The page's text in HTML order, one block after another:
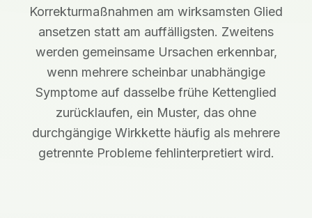
Korrekturmaßnahmen am wirksamsten Glied
ansetzen statt am auffälligsten. Zweitens
werden gemeinsame Ursachen erkennbar,
wenn mehrere scheinbar unabhängige
Symptome auf dasselbe frühe Kettenglied
zurücklaufen, ein Muster, das ohne
durchgängige Wirkkette häufig als mehrere
getrennte Probleme fehlinterpretiert wird.